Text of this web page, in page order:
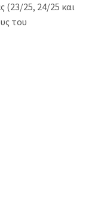
(23/25, 24/25 και
του